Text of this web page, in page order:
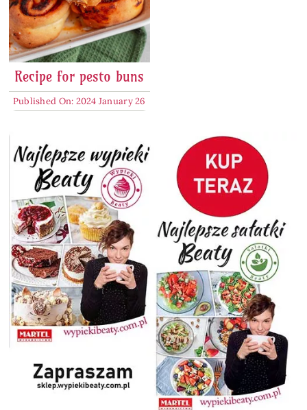
Recipe for pesto buns
Published On: 2024 January 26